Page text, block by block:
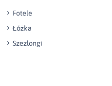
Fotele
Łóżka
Szezlongi